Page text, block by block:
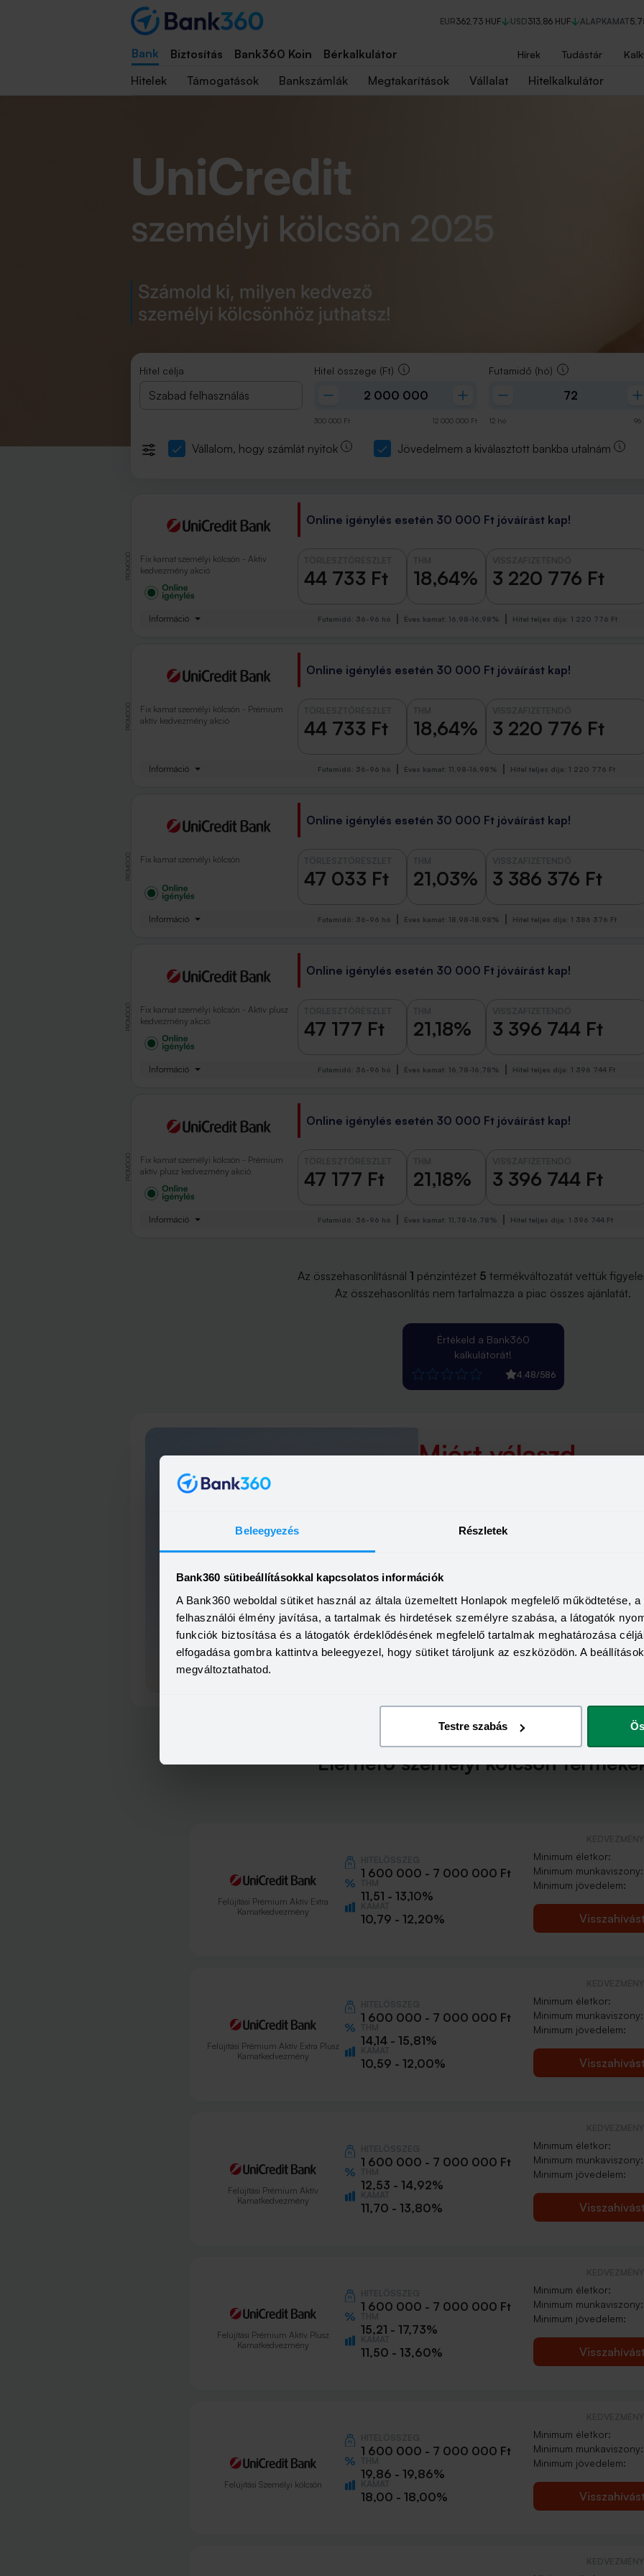
Beleegyezés Részletek
Bank360 sütibeállításokkal kapcsolatos információk
A Bank360 weboldal sütiket használ az általa üzemeltett Honlapok megfelelő működtetése,
felhasználói élmény javítása, a tartalmak és hirdetések személyre szabása, a látogatók
funkciók biztosítása és a látogatók érdeklődésének megfelelő tartalmak meghatározása
elfogadása gombra kattintva beleegyezel, hogy sütiket tároljunk az eszközödön. A
megváltoztathatod.
Testre szabás
EUR362,73 HUF USD313,86 HUF ALAPKAMAT
Bank Biztosítás Bank360 Koin Bérkalkulátor Hírek Tudástár
Hitelek
Támogatások Bankszámlák Megtakarítások Vállalat Hitelkalkulátor
UniCredit
személyi kölcsön 2025
Számold ki, milyen kedvező
személyi kölcsönhöz juthatsz!
Hitel célja
Szabad felhasználás
Hitel összege (Ft)
300 000 Ft 12 000 000 Ft
Futamidő (hó)
12 hó 96
Vállalom, hogy számlát nyitok Jövedelmem a kiválasztott bankba utalnám
PROMÓCIÓ
Fix kamat személyi kölcsön - Aktiv
kedvezmény akció
Online igénylés esetén 30 000 Ft jóváírást kap!
44 733 Ft 18,64% 3 220 776 Ft
Információ Futamidő: 36-96 hó Éves kamat: 16,98-16,98% Hitel teljes díja: 1 220 776 Ft
PROMÓCIÓ
Fix kamat személyi kölcsön - Prémium
aktív kedvezmény akció
Online igénylés esetén 30 000 Ft jóváírást kap!
44 733 Ft 18,64% 3 220 776 Ft
Információ Futamidő: 36-96 hó Éves kamat: 11,98-16,98% Hitel teljes díja: 1 220 776 Ft
PROMÓCIÓ Fix kamat személyi kölcsön
Online igénylés esetén 30 000 Ft jóváírást kap!
47 033 Ft 21,03% 3 386 376 Ft
Információ Futamidő: 36-96 hó Éves kamat: 18,98-18,98% Hitel teljes díja: 1 386 376 Ft
PROMÓCIÓ
Fix kamat személyi kölcsön - Aktív plusz
kedvezmény akció
Online igénylés esetén 30 000 Ft jóváírást kap!
47 177 Ft 21,18% 3 396 744 Ft
Információ Futamidő: 36-96 hó Éves kamat: 16,78-16,78% Hitel teljes díja: 1 396 744 Ft
PROMÓCIÓ
Fix kamat személyi kölcsön - Prémium
aktív plusz kedvezmény akció
Online igénylés esetén 30 000 Ft jóváírást kap!
47 177 Ft 21,18% 3 396 744 Ft
Információ Futamidő: 36-96 hó Éves kamat: 11,78-16,78% Hitel teljes díja: 1 396 744 Ft
Az összehasonlításnál 1 pénzintézet 5 termékváltozatát vettük
Az összehasonlítás nem tartalmazza a piac összes ajánlatát.
Értékeld a Bank360
kalkulátorát!
4,48/586
Miért válaszd
Gyors ügyintézés
Fix törlesztőrészlet
Nincs folyósítási díj
Elérhető személyi kölcsön
Felújítási Prémium Aktív Extra
Kamatkedvezmény
1 600 000 - 7 000 000 Ft
11,51 - 13,10%
10,79 - 12,20%
Minimum életkor:
Minimum munkaviszony:
Minimum jövedelem:
Felújítási Prémium Aktív Extra Plusz
Kamatkedvezmény
1 600 000 - 7 000 000 Ft
14,14 - 15,81%
10,59 - 12,00%
Minimum életkor:
Minimum munkaviszony:
Minimum jövedelem:
Felújítási Prémium Aktív
Kamatkedvezmény
1 600 000 - 7 000 000 Ft
12,53 - 14,92%
11,70 - 13,80%
Minimum életkor:
Minimum munkaviszony:
Minimum jövedelem:
Felújítási Prémium Aktív Plusz
Kamatkedvezmény
1 600 000 - 7 000 000 Ft
15,21 - 17,73%
11,50 - 13,60%
Minimum életkor:
Minimum munkaviszony:
Minimum jövedelem:
Felújítási Személyi kölcsön
1 600 000 - 7 000 000 Ft
19,86 - 19,86%
18,00 - 18,00%
Minimum életkor:
Minimum munkaviszony:
Minimum jövedelem: